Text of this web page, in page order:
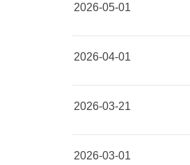
2026-05-01
2026-04-01
2026-03-21
2026-03-01